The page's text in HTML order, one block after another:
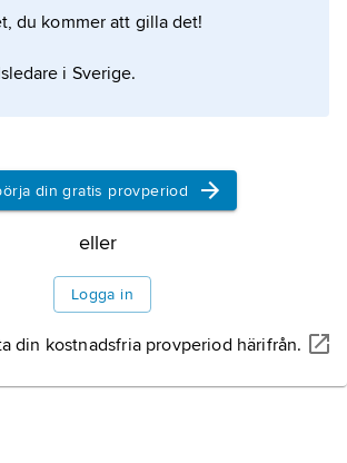
Sönerna
(1910–67) var kända
om artikeln
du kommer att gilla det!
i Sverige.
din gratis provperiod
eller
Logga in
din kostnadsfria provperiod härifrån.